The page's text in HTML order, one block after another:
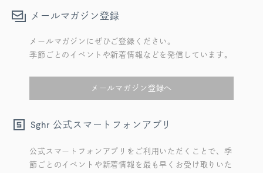
メールマガジン登録
メールマガジンにぜひご登録ください。
季節ごとのイベントや新着情報などを発信しています。
メールマガジン登録へ
Sghr 公式スマートフォンアプリ
公式スマートフォンアプリをご利用いただくことで、季
節ごとのイベントや新着情報を最も早くお受け取りいた